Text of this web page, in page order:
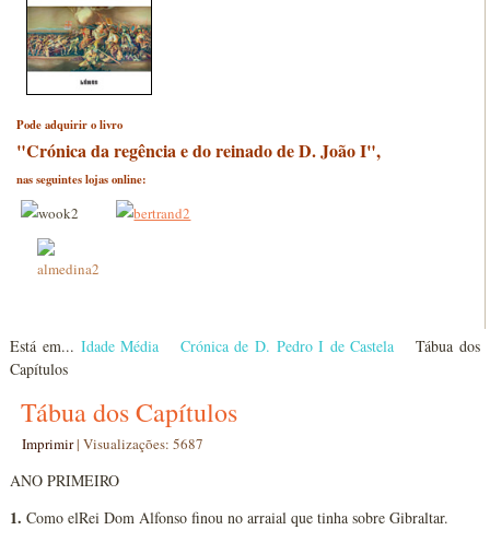
Pode adquirir o livro
"Crónica da regência e do reinado de D. João I",
nas seguintes lojas online:
Está em... Idade Média Crónica de D. Pedro I de Castela
Tábua dos
Capítulos
Tábua dos Capítulos
Imprimir|Visualizações: 5687
ANO PRIMEIRO
1. Como elRei Dom Alfonso finou no arraial que tinha sobre Gibraltar.